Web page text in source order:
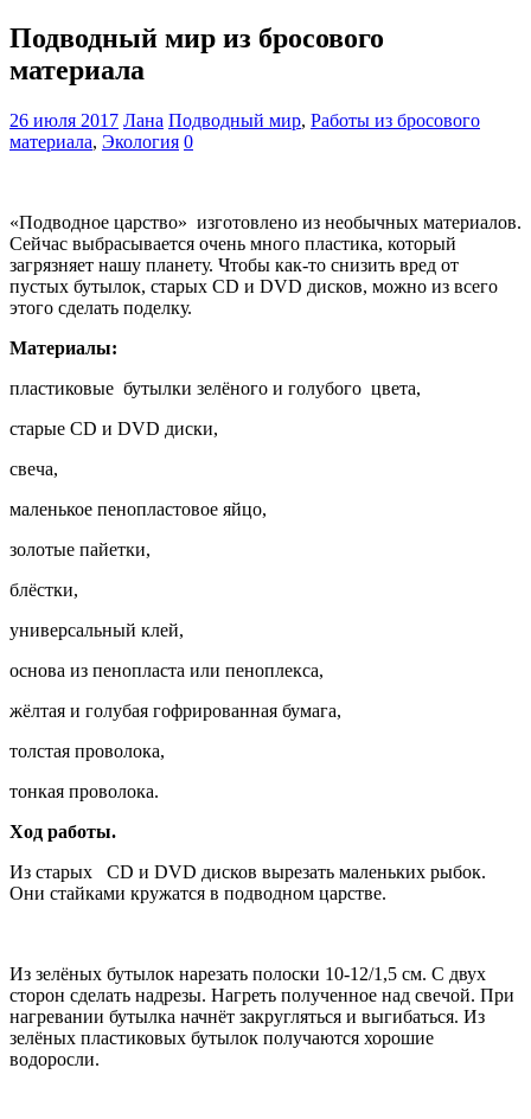
Подводный мир из бросового
материала
26 июля 2017 Лана Подводный мир, Работы из бросового
материала, Экология 0
«Подводное царство» изготовлено из необычных материалов.
Сейчас выбрасывается очень много пластика, который
загрязняет нашу планету. Чтобы как-то снизить вред от
пустых бутылок, старых CD и DVD дисков, можно из всего
этого сделать поделку.
Материалы:
пластиковые бутылки зелёного и голубого цвета,
старые CD и DVD диски,
свеча,
маленькое пенопластовое яйцо,
золотые пайетки,
блёстки,
универсальный клей,
основа из пенопласта или пеноплекса,
жёлтая и голубая гофрированная бумага,
толстая проволока,
тонкая проволока.
Ход работы.
Из старых CD и DVD дисков вырезать маленьких рыбок.
Они стайками кружатся в подводном царстве.
Из зелёных бутылок нарезать полоски 10-12/1,5 см. С двух
сторон сделать надрезы. Нагреть полученное над свечой. При
нагревании бутылка начнёт закругляться и выгибаться. Из
зелёных пластиковых бутылок получаются хорошие
водоросли.